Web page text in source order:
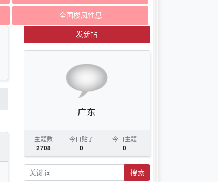
全国楼凤性息
发新帖
广东
主题数
2708
今日贴子
0
今日主题
0
搜索